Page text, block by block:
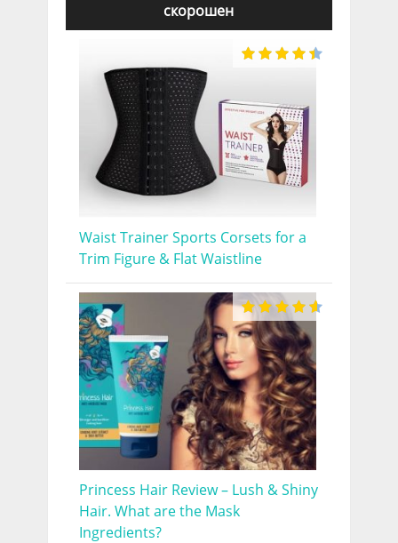
скорошен
Waist Trainer Sports Corsets for a
Trim Figure & Flat Waistline
Princess Hair Review – Lush & Shiny
Hair. What are the Mask
Ingredients?